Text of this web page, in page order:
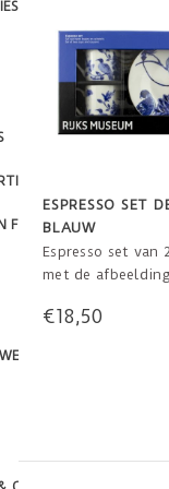
FEESTDAGEN
DESIGN
ESPRESSO SET
BLAUW
Espresso set van
met de
Rijksmuseum
€18,50